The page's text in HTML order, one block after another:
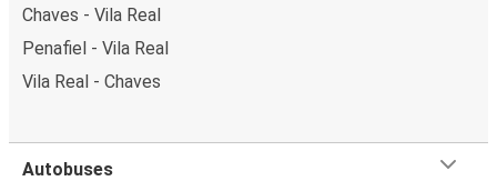
Chaves - Vila Real
Penafiel - Vila Real
Vila Real - Chaves
Autobuses